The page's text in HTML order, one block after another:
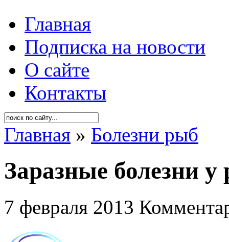
Главная
Подписка на новости
О сайте
Контакты
Главная » Болезни рыб
Заразные болезни
7 февраля 2013